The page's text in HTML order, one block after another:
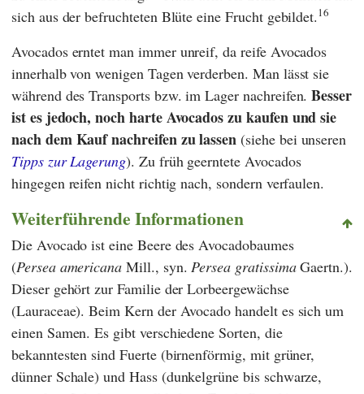
sich aus der befruchteten Blüte eine Frucht gebildet.16
Avocados erntet man immer unreif, da reife Avocados
innerhalb von wenigen Tagen verderben. Man lässt sie
während des Transports bzw. im Lager nachreifen.Besser
ist es jedoch, noch harte Avocados zu kaufen und sie
nach dem Kauf nachreifen zu lassen(siehe bei unseren
Tipps zur Lagerung). Zu früh geerntete Avocados
hingegen reifen nicht richtig nach, sondern verfaulen.
Weiterführende Informationen
Die Avocado ist eine Beere des Avocadobaumes
(Persea americana Mill., syn. Persea gratissimaGaertn.).
Dieser gehört zur Familie der Lorbeergewächse
(Lauraceae). Beim Kern der Avocado handelt es sich um
einen Samen. Es gibt verschiedene Sorten, die
bekanntesten sind Fuerte (birnenförmig, mit grüner,
dünner Schale) und Hass (dunkelgrüne bis schwarze,